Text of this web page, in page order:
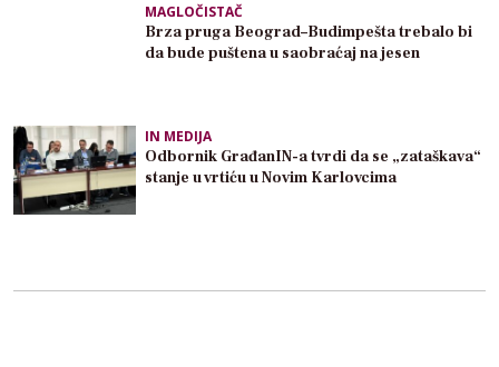
MAGLOČISTAČ
Brza pruga Beograd–Budimpešta trebalo bi
da bude puštena u saobraćaj na jesen
IN MEDIJA
Odbornik GrađanIN-a tvrdi da se „zataškava“
stanje u vrtiću u Novim Karlovcima